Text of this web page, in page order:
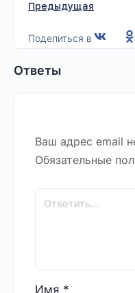
Предыдущая
Поделиться в
Ответы
Ваш адрес email
Обязательные
Имя *